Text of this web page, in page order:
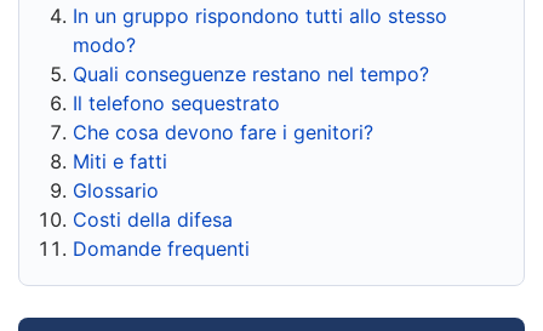
In un gruppo rispondono tutti allo stesso
modo?
Quali conseguenze restano nel tempo?
Il telefono sequestrato
Che cosa devono fare i genitori?
Miti e fatti
Glossario
Costi della difesa
Domande frequenti